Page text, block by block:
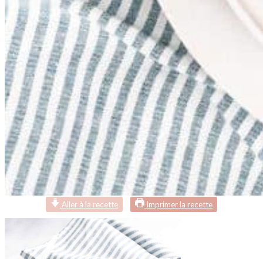
Aller à la recette Imprimer la recette